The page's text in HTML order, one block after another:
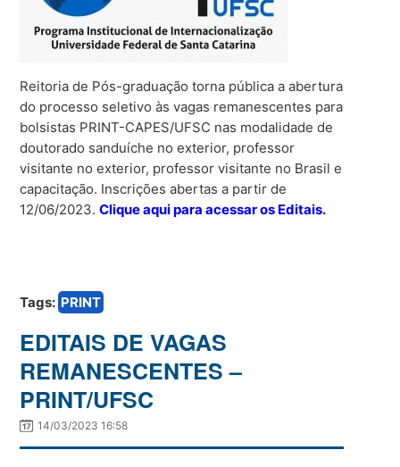
Reitoria de Pós-graduação torna pública a abertura
do processo seletivo às vagas remanescentes para
bolsistas PRINT-CAPES/UFSC nas modalidade de
doutorado sanduíche no exterior, professor
visitante no exterior, professor visitante no Brasil e
capacitação. Inscrições abertas a partir de
12/06/2023.Clique aqui para acessar os Editais.
Tags: PRINT
EDITAIS DE VAGAS
REMANESCENTES –
PRINT/UFSC
14/03/2023 16:58